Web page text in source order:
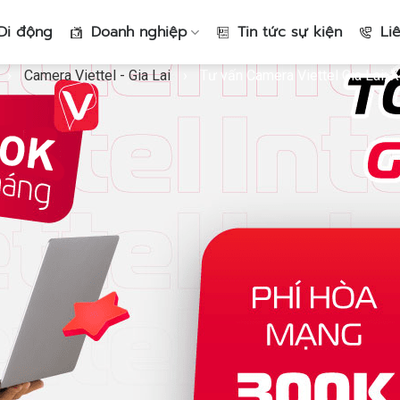
động Doanh nghiệp Tin tức sự kiện
› Camera Viettel - Gia Lai Tư vấn Camera Viettel Gia Lai: